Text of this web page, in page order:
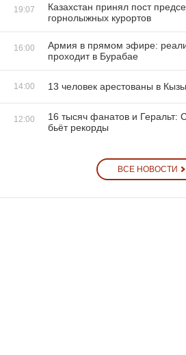
19:07
Казахстан принял пост
горнолыжных курортов
16:00
Армия в прямом эфире:
проходит в Бурабае
14:00 13 человек арестованы в
12:00
16 тысяч фанатов и Геральт:
бьёт рекорды
ВСЕ НОВОСТИ